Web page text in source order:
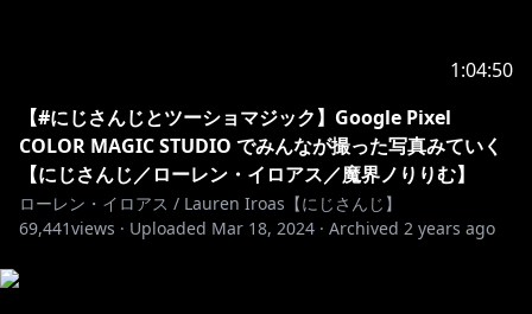
https://www.youtube.com/channel/UCiSRx1a2k-
0tOg-fs6gAolQ/join
●にじさんじへのお問い合わせやファンレターはこちら
1:04:50
【#にじさんじとツーショマジック】Google Pixel
COLOR MAGIC STUDIO でみんなが撮った写真みていく
【にじさんじ／ローレン・イロアス／魔界ノりりむ】
ローレン・イロアス / Lauren Iroas【にじさんじ】
69,441views · Uploaded Mar 18, 2024 · Archived 2 years ago